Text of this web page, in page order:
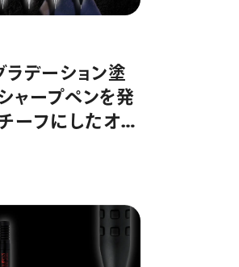
ラデーション塗
ャープペンを発
ーフにしたオレ
タイプを限定で